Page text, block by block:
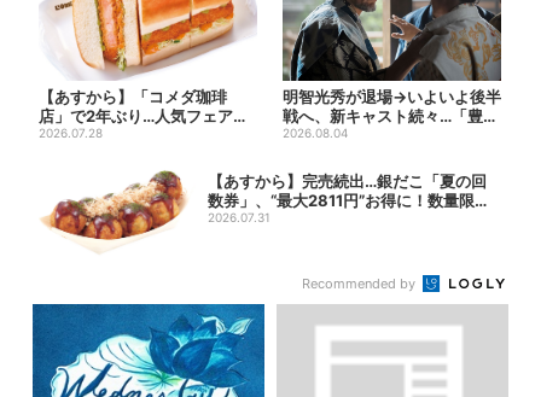
【あすから】「コメダ珈琲
店」で2年ぶり…人気フェアが
復活！“ハワイ旅行が当たる”...
2026.07.28
明智光秀が退場→いよいよ後半
戦へ、新キャスト続々…「豊臣
兄弟！」振り返り＆第30...
2026.08.04
【あすから】完売続出…銀だこ「夏の回
数券」、“最大2811円”お得に！数量限定
で
2026.07.31
Recommended by